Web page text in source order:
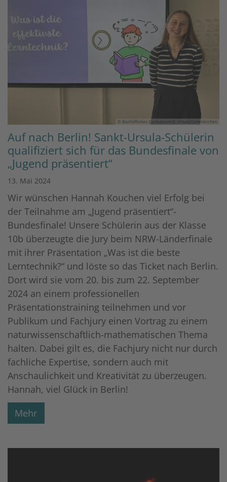
© Bischöfliches Gymnasium St. Ursula Geilenkirchen
Auf nach Berlin! Sankt-Ursula-Schülerin
qualifiziert sich für das Bundesfinale von
„Jugend präsentiert“
13. Mai 2024
Wir wünschen Hannah Kouchen viel Erfolg bei
der Teilnahme am „Jugend präsentiert“-
Bundesfinale! Unsere Schülerin aus der Klasse
10b überzeugte die Jury beim NRW-Länderfinale
mit ihrer Präsentation „Was ist die beste
Lerntechnik?“ und löste so das Ticket nach Berlin.
Dort wird sie vom 20. bis zum 22. September
2024 an einem professionellen
Präsentationstraining teilnehmen und vor
Publikum und Fachjury einen Vortrag zu einem
naturwissenschaftlich-mathematischen Thema
halten. Dabei gilt es, die Fachjury nicht nur durch
fachliche Expertise, sondern auch mit
Anschaulichkeit und Kreativität zu überzeugen.
Hannah, viel Glück in Berlin!
Mehr